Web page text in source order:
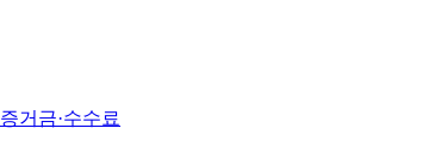
증거금·수수료